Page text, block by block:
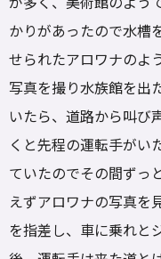
かりがあったので水槽
せられたアロワナのよ
写真を撮り水族館を出
いたら、道路から叫び
くと先程の運転手がい
ていたのでその間ずっ
えずアロワナの写真を
を指差し、車に乗れと